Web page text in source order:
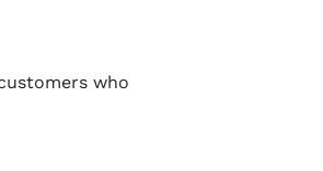
who